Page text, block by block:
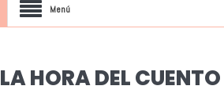
Menú
LA HORA DEL CUENTO